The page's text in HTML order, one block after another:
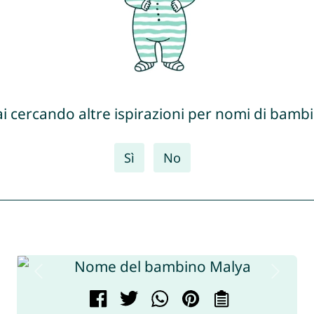
cercando altre ispirazioni per nomi di
Sì No